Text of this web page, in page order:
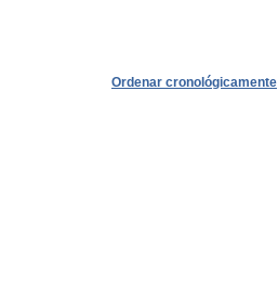
Ordenar cronológicamente